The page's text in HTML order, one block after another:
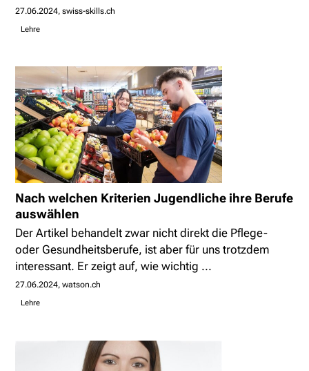
27.06.2024 swiss-skills.ch
Lehre
Nach welchen Kriterien Jugendliche ihre Berufe
auswählen
Der Artikel behandelt zwar nicht direkt die Pflege-
oder Gesundheitsberufe, ist aber für uns trotzdem
interessant. Er zeigt auf, wie wichtig ...
27.06.2024 watson.ch
Lehre